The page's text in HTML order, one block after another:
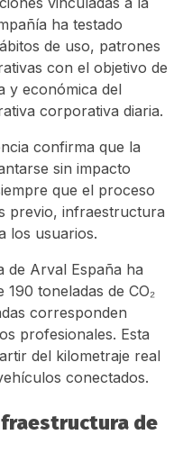
ha testado
de uso, patrones
con el objetivo de
y económica del
corporativa diaria.
confirma que la
sin impacto
que el proceso
previo, infraestructura
los usuarios.
de Arval España ha
toneladas de CO₂
corresponden
profesionales. Esta
del kilometraje real
conectados.
de